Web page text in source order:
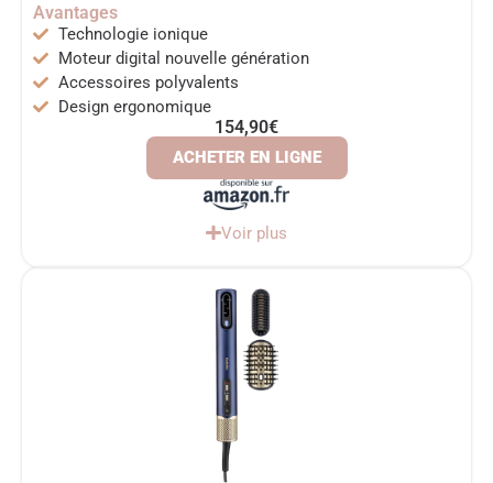
Avantages
Technologie ionique
Moteur digital nouvelle génération
Accessoires polyvalents
Design ergonomique
154,90€
ACHETER EN LIGNE
Voir plus